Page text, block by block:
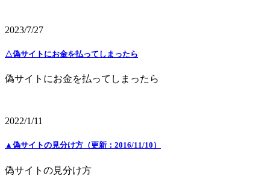
2023/7/27
△偽サイトにお金を払ってしまったら
偽サイトにお金を払ってしまったら
2022/1/11
▲偽サイトの見分け方（更新：2016/11/10）
偽サイトの見分け方